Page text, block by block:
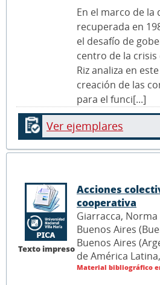
En el marco de la
recuperada en
el desafío de
centro de la crisis
Riz analiza en
creación de las
para el funci[...]
Ver ejemplares
Texto impreso
Acciones
cooperativa
Giarracca,
Buenos Aires
Buenos Aires
de América Latina,
Material bibliográfico